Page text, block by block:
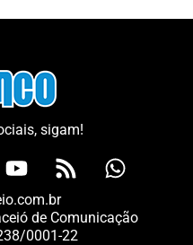
sigam!
de Comunicação
0001-22